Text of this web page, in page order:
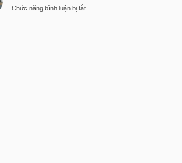
Chức năng bình luận bị tắtở